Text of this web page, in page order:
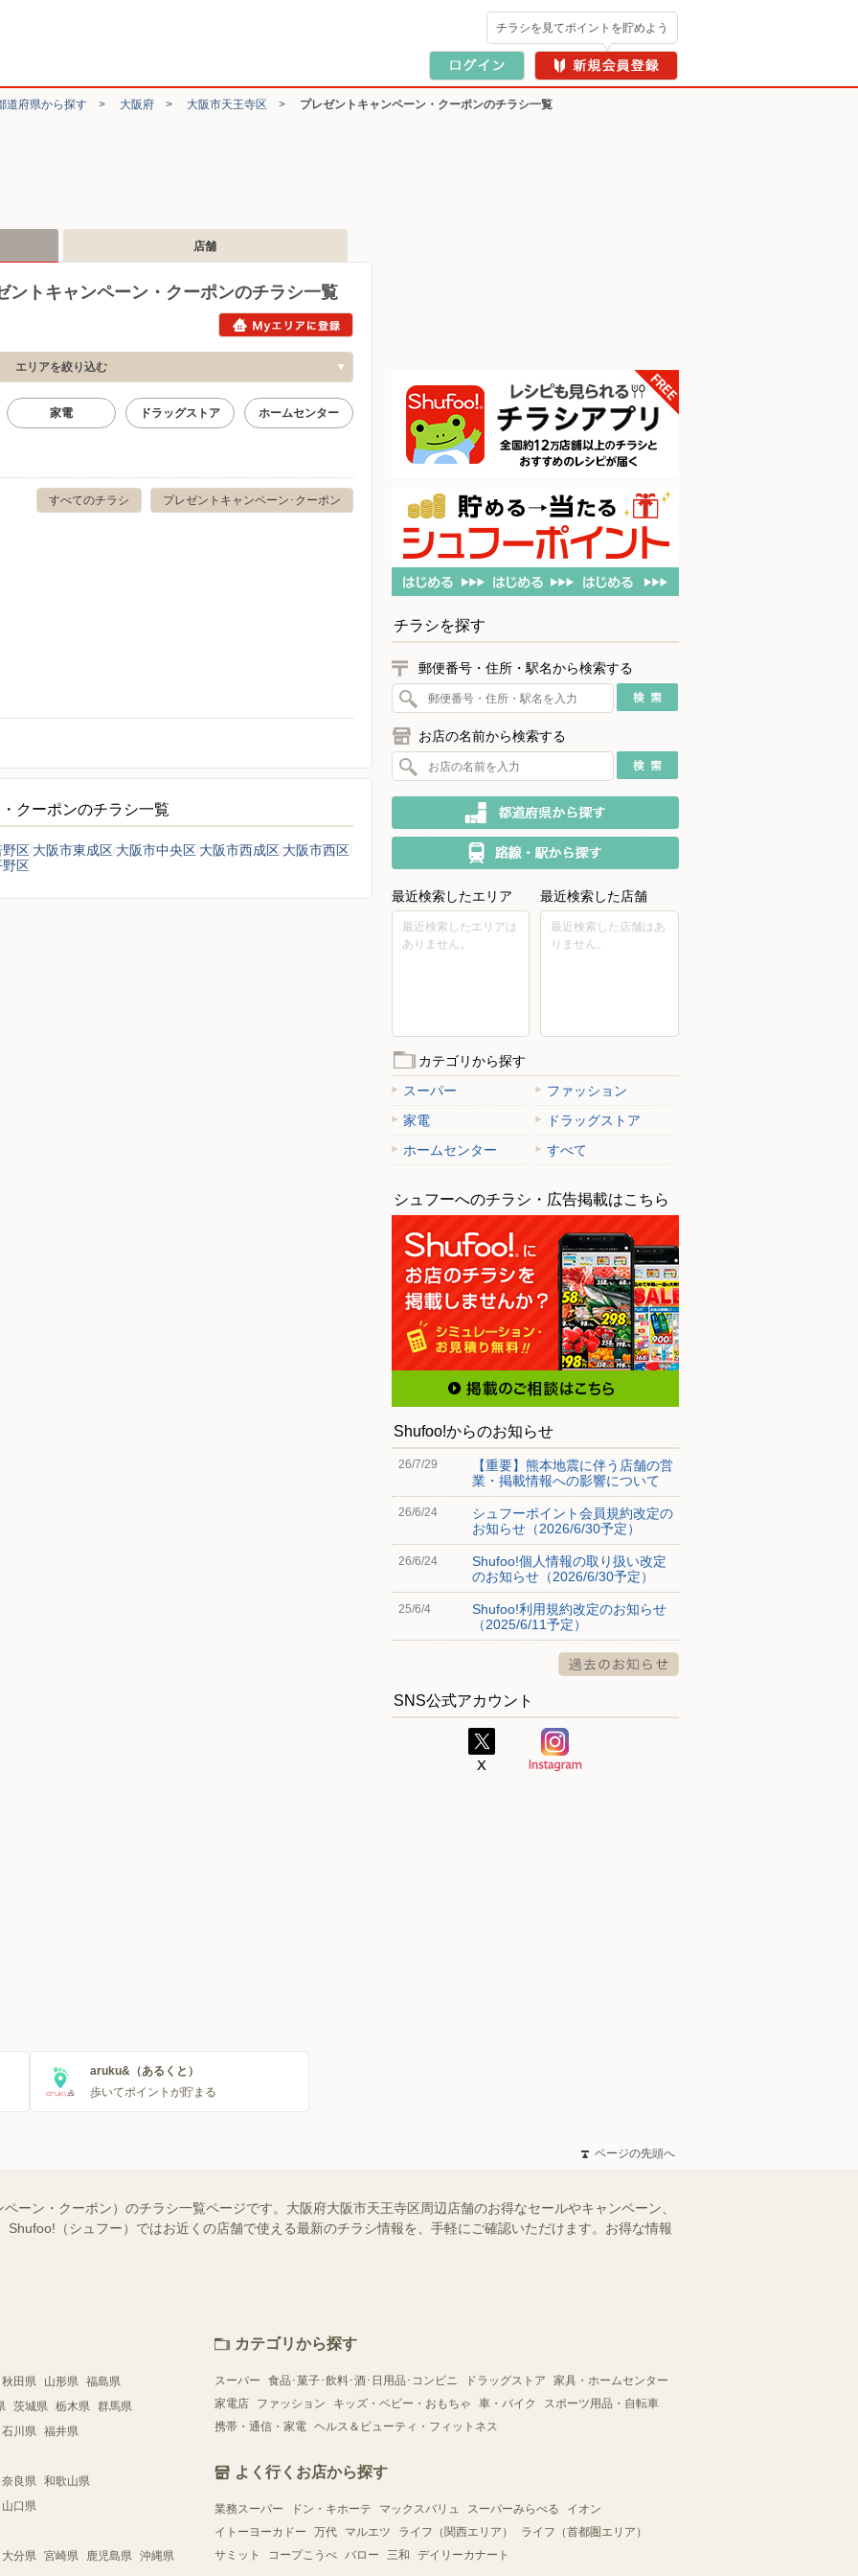
チラシを見てポイントを貯めよう
道府県から探す > 大阪府 > 大阪市天王寺区 > プレゼントキャンペーン・クーポンのチラシ一覧
店舗
ントキャンペーン・クーポンのチラシ一覧
エリアを絞り込む
家電 ドラッグストア ホームセンター
プレゼントキャンペーン･クーポン
すべてのチラシ
クーポンのチラシ一覧
野区 大阪市東成区 大阪市中央区 大阪市西成区 大阪市西区
野区
チラシを探す
郵便番号・住所・駅名から検索する
お店の名前から検索する
最近検索したエリア
最近検索したエリアは
ありません。
最近検索した店舗
最近検索した店舗はあ
りません。
カテゴリから探す
スーパー
ファッション
家電
ドラッグストア
ホームセンター
すべて
シュフーへのチラシ・広告掲載はこちら
Shufoo!からのお知らせ
26/7/29
【重要】熊本地震に伴う店舗の営
業・掲載情報への影響について
26/6/24
シュフーポイント会員規約改定の
お知らせ（2026/6/30予定）
26/6/24
Shufoo!個人情報の取り扱い改定
のお知らせ（2026/6/30予定）
25/6/4
Shufoo!利用規約改定のお知らせ
（2025/6/11予定）
SNS公式アカウント
aruku&（あるくと）
歩いてポイントが貯まる
ページの先頭へ
ーン・クーポン）のチラシ一覧ページです。大阪府大阪市天王寺区周辺店舗のお得なセールやキャンペーン、
（シュフー）ではお近くの店舗で使える最新のチラシ情報を、手軽にご確認いただけます。お得な情報
秋田県 山形県 福島県
茨城県 栃木県 群馬県
石川県 福井県
奈良県 和歌山県
山口県
大分県 宮崎県 鹿児島県 沖縄県
カテゴリから探す
スーパー 食品･菓子･飲料･酒･日用品･コンビニ ドラッグストア
家具・ホームセンター
家電店
ファッション キッズ・ベビー・おもちゃ 車・バイク
スポーツ用品・自転車
携帯・通信・家電 ヘルス＆ビューティ・フィットネス
よく行くお店から探す
業務スーパー ドン・キホーテ マックスバリュ スーパーみらべる
イオン
イトーヨーカドー
万代 マルエツ ライフ（関西エリア）
ライフ（首都圏エリア）
サミット
コープこうべ バロー 三和 デイリーカナート